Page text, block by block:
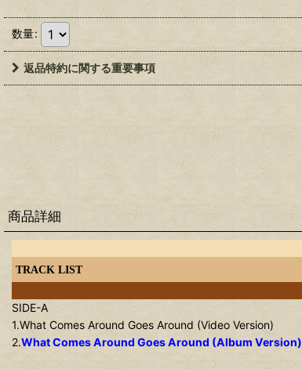
数量:
返品特約に関する重要事項
商品詳細
TRACK LIST
SIDE-A
1.What Comes Around Goes Around (Video Version)
2.What Comes Around Goes Around (Album Version)